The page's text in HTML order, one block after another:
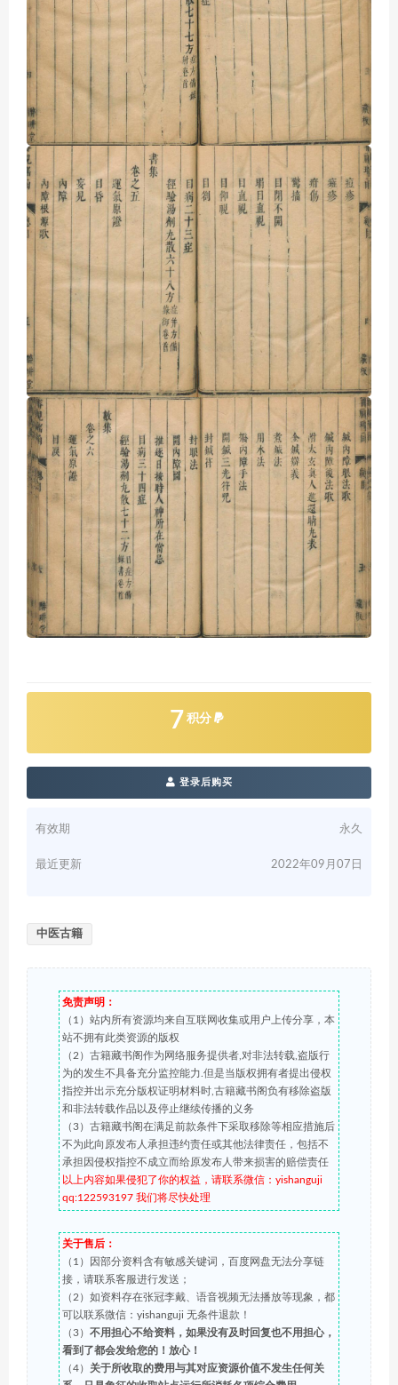
7 积分
登录后购买
有效期 永久
最近更新 2022年09月07日
中医古籍
免责声明：
（1）站内所有资源均来自互联网收集或用户上传分享，本
站不拥有此类资源的版权
（2）古籍藏书阁作为网络服务提供者,对非法转载,盗版行
为的发生不具备充分监控能力.但是当版权拥有者提出侵权
指控并出示充分版权证明材料时,古籍藏书阁负有移除盗版
和非法转载作品以及停止继续传播的义务
（3）古籍藏书阁在满足前款条件下采取移除等相应措施后
不为此向原发布人承担违约责任或其他法律责任，包括不
承担因侵权指控不成立而给原发布人带来损害的赔偿责任
以上内容如果侵犯了你的权益，请联系微信：yishanguji
qq:122593197 我们将尽快处理
关于售后：
（1）因部分资料含有敏感关键词，百度网盘无法分享链
接，请联系客服进行发送；
（2）如资料存在张冠李戴、语音视频无法播放等现象，都
可以联系微信：yishanguji 无条件退款！
（3） 不用担心不给资料，如果没有及时回复也不用担心，
看到了都会发给您的！放心！
（4） 关于所收取的费用与其对应资源价值不发生任何关